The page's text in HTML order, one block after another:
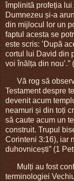
împlinită profeția lui
Dumnezeu și-a
din mijlocul lor un
faptul acesta se
este scris: ’După
cortul lui David din
voi înălța din
Vă rog să
Testament despre
devenit acum
neamuri și din toți
să caute acum un
construit. Trupul
Corinteni 3:16), iar
duhovnicești” (1
Mulți au fost
terminologiei